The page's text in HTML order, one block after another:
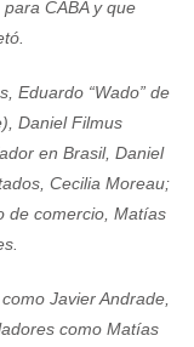
CABA y que
Eduardo “Wado” de
Daniel Filmus
en Brasil, Daniel
Cecilia Moreau;
de comercio, Matías
Javier Andrade,
como Matías